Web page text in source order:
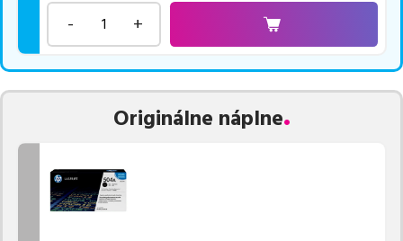
- +
Originálne náplne